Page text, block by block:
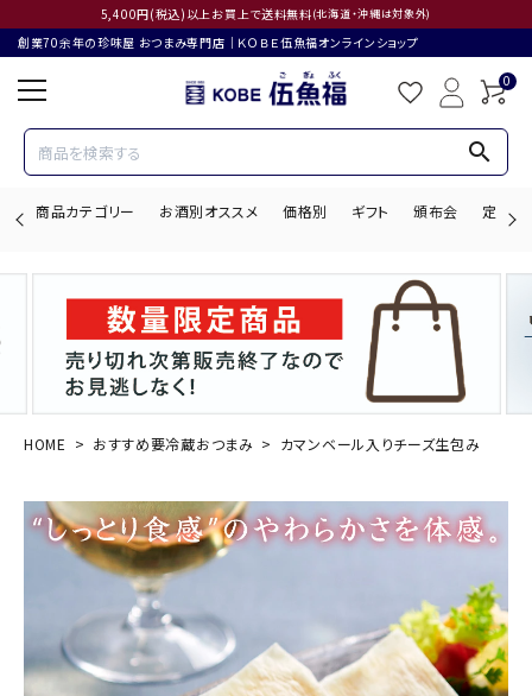
5,400円(税込)以上お買上で送料無料(北海道・沖縄は対象外)
創業70余年の珍味屋 おつまみ専門店│ＫＯＢＥ伍魚福オンラインショップ
0
search
商品カテゴリー お酒別オススメ 価格別 ギフト 頒布会 定期購
search
ACCOUNT MENU
商品カテゴリー
お酒別オススメ
価格別
HOME おすすめ要冷蔵おつまみ カマンベール入りチーズ生包み